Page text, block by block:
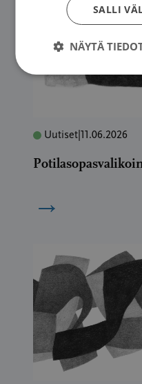
Uutiset 11.06.2026
→
SALLI
NÄYTÄ